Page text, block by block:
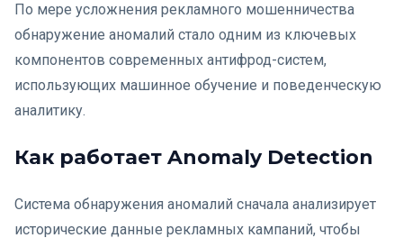
По мере усложнения рекламного мошенничества
обнаружение аномалий стало одним из ключевых
компонентов современных антифрод-систем,
использующих машинное обучение и поведенческую
аналитику.
Как работает Anomaly Detection
Система обнаружения аномалий сначала анализирует
исторические данные рекламных кампаний, чтобы